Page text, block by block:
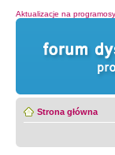
Aktualizacje na
Strona główna